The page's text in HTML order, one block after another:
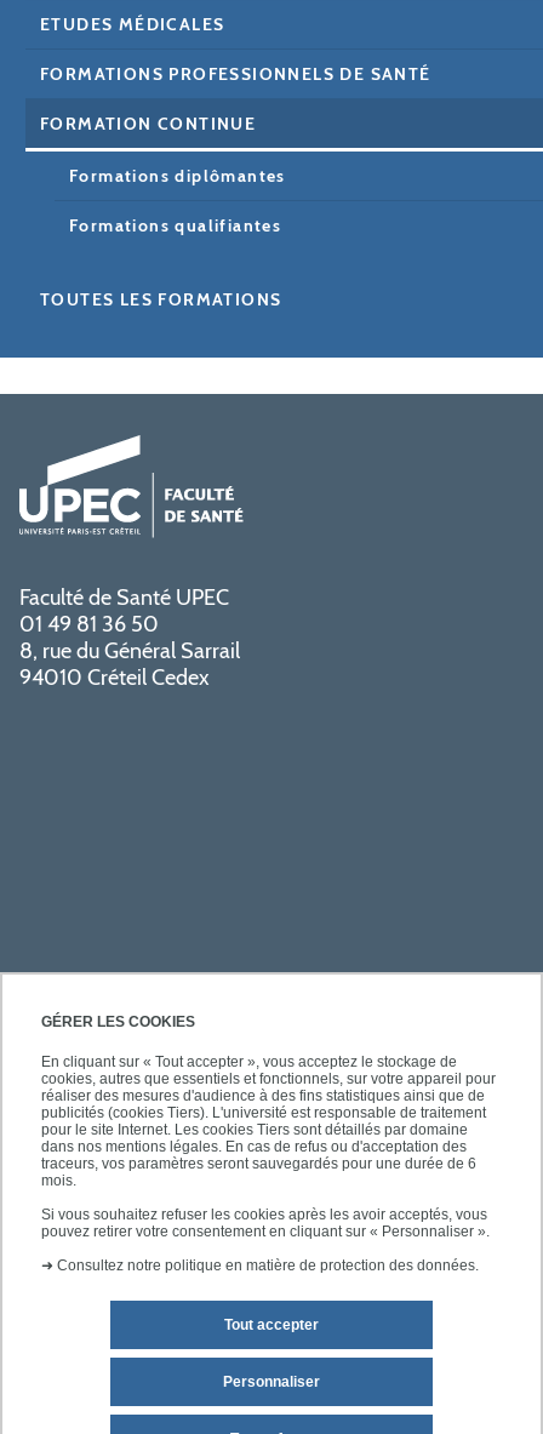
GÉRER LES COOKIES
En cliquant sur « Tout accepter », vous acceptez le stockage de
cookies, autres que essentiels et fonctionnels, sur votre appareil pour
réaliser des mesures d'audience à des fins statistiques ainsi que de
publicités (cookies Tiers). L'université est responsable de traitement
pour le site Internet. Les cookies Tiers sont détaillés par domaine
dans nos mentions légales. En cas de refus ou d'acceptation des
traceurs, vos paramètres seront sauvegardés pour une durée de 6
mois.
Si vous souhaitez refuser les cookies après les avoir acceptés, vous
pouvez retirer votre consentement en cliquant sur « Personnaliser ».
➜ Consultez notre politique en matière de protection des données.
Tout accepter
Personnaliser
ETUDES MÉDICALES
FORMATIONS PROFESSIONNELS DE SANTÉ
FORMATION CONTINUE
Formations diplômantes
Formations qualifiantes
TOUTES LES FORMATIONS
Faculté de Santé UPEC
01 49 81 36 50
8, rue du Général Sarrail
94010 Créteil Cedex
PRATIQUE
ACCÈS RAPIDES
SUIVEZ-NOUS
Mentions légales Plan du site